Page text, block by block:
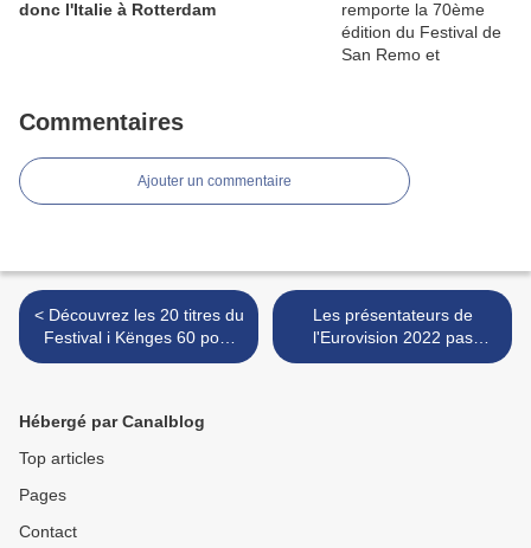
donc l'Italie à Rotterdam
Commentaires
Ajouter un commentaire
< Découvrez les 20 titres du
Festival i Kënges 60 pour
l'Albanie
Les présentateurs de
l'Eurovision 2022 pas
dévoilés avant début février
Hébergé par Canalblog
Top articles
Pages
Contact